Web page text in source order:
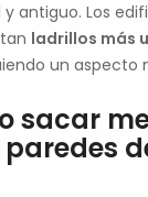
antiguo. Los
ladrillos más
un aspecto
sacar